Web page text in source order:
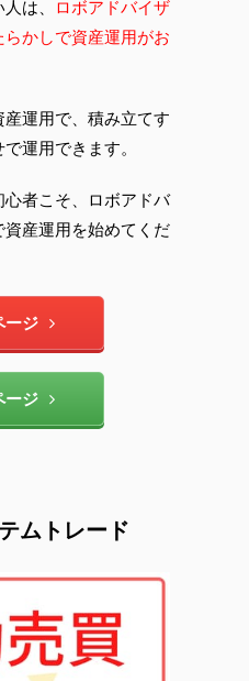
は、
ロボアドバイザ
かしで資産運用がお
運用で、積み立てす
運用できます。
者こそ、ロボアドバ
産運用を始めてくだ
ージ
ージ
ムトレード